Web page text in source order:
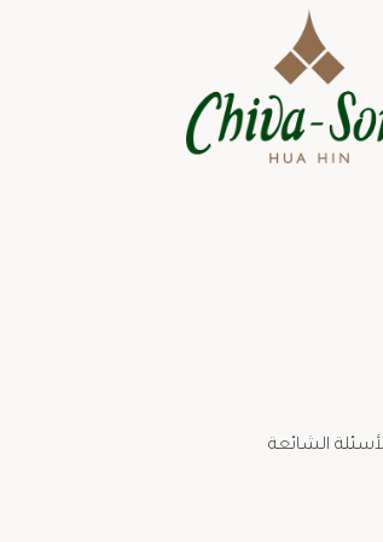
الشائعة